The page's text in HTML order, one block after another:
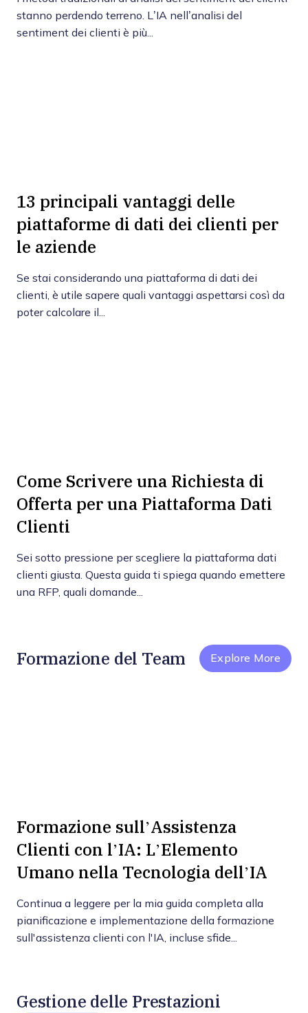
stanno perdendo terreno. L’IA nell’analisi del
sentiment dei clienti è più...
13 principali vantaggi delle
piattaforme di dati dei clienti per
le aziende
Se stai considerando una piattaforma di dati dei
clienti, è utile sapere quali vantaggi aspettarsi così da
poter calcolare il...
Come Scrivere una Richiesta di
Offerta per una Piattaforma Dati
Clienti
Sei sotto pressione per scegliere la piattaforma dati
clienti giusta. Questa guida ti spiega quando emettere
una RFP, quali domande...
Formazione del Team Explore More
Formazione sull’Assistenza
Clienti con l’IA: L’Elemento
Umano nella Tecnologia dell’IA
Continua a leggere per la mia guida completa alla
pianificazione e implementazione della formazione
sull'assistenza clienti con l'IA, incluse sfide...
Gestione delle Prestazioni